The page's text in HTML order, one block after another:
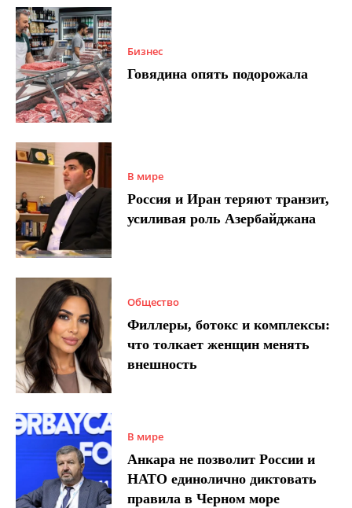
Бизнес
Говядина опять подорожала
В мире
Россия и Иран теряют транзит,
усиливая роль Азербайджана
Общество
Филлеры, ботокс и комплексы:
что толкает женщин менять
внешность
В мире
Анкара не позволит России и
НАТО единолично диктовать
правила в Черном море